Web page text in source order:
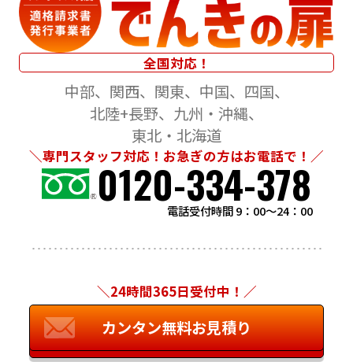
全国対応！
中部 関西 関東 中国
四国
北陸+長野
九州・沖縄
東北・北海道
＼専門スタッフ対応！お急ぎの方はお電話で！／
0120-334-378
電話受付時間 9：00～24：00
＼24時間365日受付中！／
カンタン無料お見積り